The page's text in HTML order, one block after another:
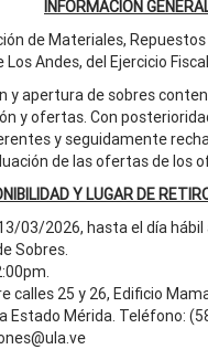
INFORMACIÓN
de Materiales,
Andes, del Ejercicio
y apertura de sobres
y ofertas. Con
y seguidamente
de las ofertas de los
Y LUGAR DE
03/2026, hasta el día
Sobres.
calles 25 y 26, Edificio
Estado Mérida. Teléfono: